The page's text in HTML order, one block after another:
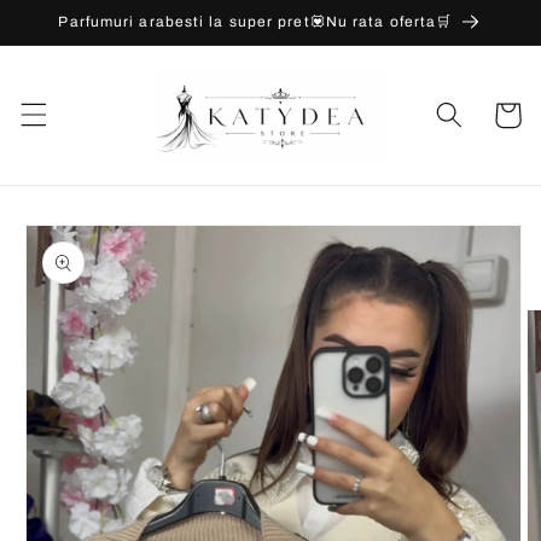
Salt la
conținut
Parfumuri arabesti la super pret💟Nu rata oferta🛒
Coș
informațiile
despre
produs